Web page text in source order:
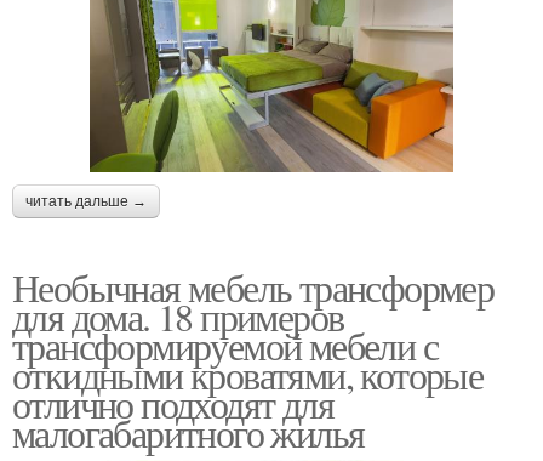
читать дальше →
Необычная мебель трансформер
для дома. 18 примеров
трансформируемой мебели с
откидными кроватями, которые
отлично подходят для
малогабаритного жилья